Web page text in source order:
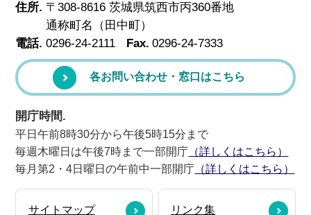
住所. 〒308-8616 茨城県筑西市丙360番地
通称町名（田中町）
電話. 0296-24-2111 Fax. 0296-24-7333
各お問い合わせ・窓口はこちら
開庁時間.
平日午前8時30分から午後5時15分まで
毎週木曜日は午後7時まで一部開庁 （詳しくはこちら）
毎月第2・4日曜日の午前中一部開庁 （詳しくはこちら）
サイトマップ リンク集